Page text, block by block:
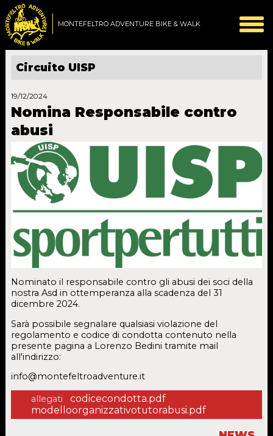
MONTEFELTRO ADVENTURE BIKE & WALK
Circuito UISP
19/12/2024
Nomina Responsabile contro
abusi
Nominato il responsabile contro gli abusi dei soci della
nostra Asd in ottemperanza alla scadenza del 31
dicembre 2024.
Sarà possibile segnalare qualsiasi violazione del
regolamento e codice di condotta contenuto nella
presente pagina a Lorenzo Bedini tramite mail
all'indirizzo:
info@montefeltroadventure.it
allegati
codicecondotta.pdf
modelloorganizzativotutorabusi.pdf